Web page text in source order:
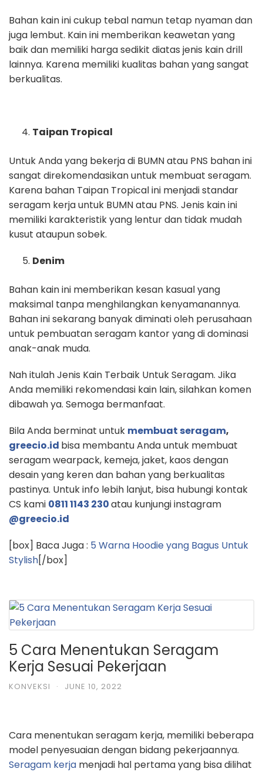
Bahan kain ini cukup tebal namun tetap nyaman dan
juga lembut. Kain ini memberikan keawetan yang
baik dan memiliki harga sedikit diatas jenis kain drill
lainnya. Karena memiliki kualitas bahan yang sangat
berkualitas.
Taipan Tropical
Untuk Anda yang bekerja di BUMN atau PNS bahan ini
sangat direkomendasikan untuk membuat seragam.
Karena bahan Taipan Tropical ini menjadi standar
seragam kerja untuk BUMN atau PNS. Jenis kain ini
memiliki karakteristik yang lentur dan tidak mudah
kusut ataupun sobek.
Denim
Bahan kain ini memberikan kesan kasual yang
maksimal tanpa menghilangkan kenyamanannya.
Bahan ini sekarang banyak diminati oleh perusahaan
untuk pembuatan seragam kantor yang di dominasi
anak-anak muda.
Nah itulah Jenis Kain Terbaik Untuk Seragam. Jika
Anda memiliki rekomendasi kain lain, silahkan komen
dibawah ya. Semoga bermanfaat.
Bila Anda berminat untuk membuat seragam,
greecio.id bisa membantu Anda untuk membuat
seragam wearpack, kemeja, jaket, kaos dengan
desain yang keren dan bahan yang berkualitas
pastinya. Untuk info lebih lanjut, bisa hubungi kontak
CS kami 0811 1143 230atau kunjungi instagram
@greecio.id
[box] Baca Juga : 5 Warna Hoodie yang Bagus Untuk
Stylish[/box]
5 Cara Menentukan Seragam
Kerja Sesuai Pekerjaan
KONVEKSI · JUNE 10, 2022
Cara menentukan seragam kerja, memiliki beberapa
model penyesuaian dengan bidang pekerjaannya.
Seragam kerja menjadi hal pertama yang bisa dilihat